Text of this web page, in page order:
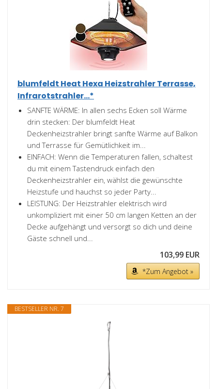
blumfeldt Heat Hexa Heizstrahler Terrasse,
Infrarotstrahler...*
SANFTE WÄRME: In allen sechs Ecken soll Wärme
drin stecken: Der blumfeldt Heat
Deckenheizstrahler bringt sanfte Wärme auf Balkon
und Terrasse für Gemütlichkeit im...
EINFACH: Wenn die Temperaturen fallen, schaltest
du mit einem Tastendruck einfach den
Deckenheizstrahler ein, wählst die gewünschte
Heizstufe und hauchst so jeder Party...
LEISTUNG: Der Heizstrahler elektrisch wird
unkompliziert mit einer 50 cm langen Ketten an der
Decke aufgehängt und versorgt so dich und deine
Gäste schnell und...
103,99 EUR
*Zum Angebot »
BESTSELLER NR. 7